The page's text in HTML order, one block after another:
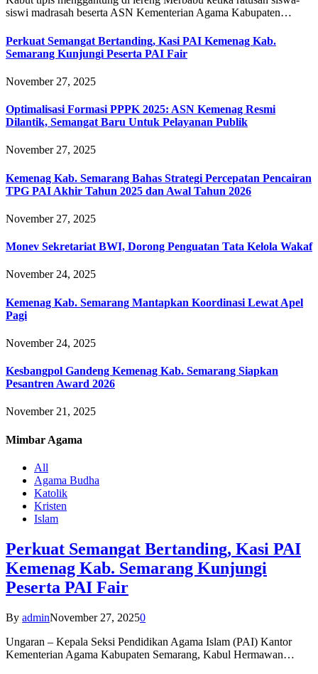
siswi madrasah beserta ASN Kementerian Agama Kabupaten…
Perkuat Semangat Bertanding, Kasi PAI Kemenag Kab.
Semarang Kunjungi Peserta PAI Fair
November 27, 2025
Optimalisasi Formasi PPPK 2025: ASN Kemenag Resmi
Dilantik, Semangat Baru Untuk Pelayanan Publik
November 27, 2025
Kemenag Kab. Semarang Bahas Strategi Percepatan Pencairan
TPG PAI Akhir Tahun 2025 dan Awal Tahun 2026
November 27, 2025
Monev Sekretariat BWI, Dorong Penguatan Tata Kelola Wakaf
November 24, 2025
Kemenag Kab. Semarang Mantapkan Koordinasi Lewat Apel
Pagi
November 24, 2025
Kesbangpol Gandeng Kemenag Kab. Semarang Siapkan
Pesantren Award 2026
November 21, 2025
Mimbar Agama
All
Agama Budha
Katolik
Kristen
Islam
Perkuat Semangat Bertanding, Kasi PAI
Kemenag Kab. Semarang Kunjungi
Peserta PAI Fair
By adminNovember 27, 20250
Ungaran – Kepala Seksi Pendidikan Agama Islam (PAI) Kantor
Kementerian Agama Kabupaten Semarang, Kabul Hermawan…